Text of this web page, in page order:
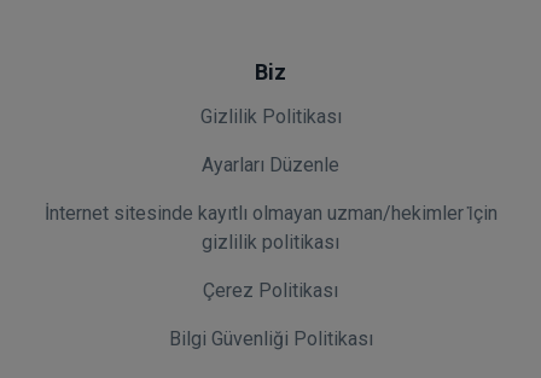
Biz
Gizlilik Politikası
Ayarları Düzenle
İnternet sitesinde kayıtlı olmayan uzman/hekimler i̇çin
gizlilik politikası
Çerez Politikası
Bilgi Güvenliği Politikası